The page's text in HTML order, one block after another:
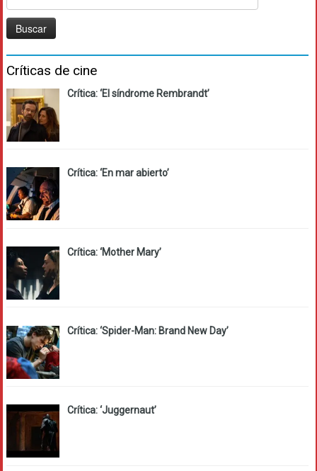
Críticas de cine
Crítica: ‘El síndrome Rembrandt’
Crítica: ‘En mar abierto’
Crítica: ‘Mother Mary’
Crítica: ‘Spider-Man: Brand New Day’
Crítica: ‘Juggernaut’